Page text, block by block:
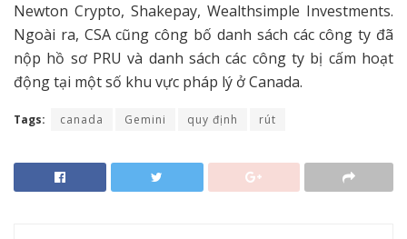
Newton Crypto, Shakepay, Wealthsimple Investments.
Ngoài ra, CSA cũng công bố danh sách các công ty đã
nộp hồ sơ PRU và danh sách các công ty bị cấm hoạt
động tại một số khu vực pháp lý ở Canada.
Tags: canada Gemini quy định rút